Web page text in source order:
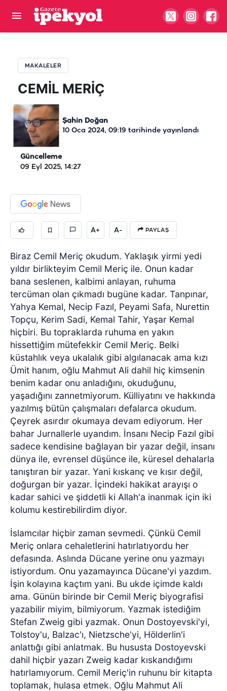
MAKALELER
CEMİL MERİÇ
Şahin Doğan
10 Oca 2024, 09:19 tarihinde yayınlandı
Güncelleme
09 Eyl 2025, 14:27
A+ A- PAYLAŞ
Biraz Cemil Meriç okudum. Yaklaşık yirmi yedi
yıldır birlikteyim Cemil Meriç ile. Onun kadar
bana seslenen, kalbimi anlayan, ruhuma
tercüman olan çıkmadı bugüne kadar. Tanpınar,
Yahya Kemal, Necip Fazıl, Peyami Safa, Nurettin
Topçu, Kerim Sadi, Kemal Tahir, Yaşar Kemal
hiçbiri. Bu topraklarda ruhuma en yakın
hissettiğim mütefekkir Cemil Meriç. Belki
küstahlık veya ukalalık gibi algılanacak ama kızı
Ümit hanım, oğlu Mahmut Ali dahil hiç kimsenin
benim kadar onu anladığını, okuduğunu,
yaşadığını zannetmiyorum. Külliyatını ve hakkında
yazılmış bütün çalışmaları defalarca okudum.
Çeyrek asırdır okumaya devam ediyorum. Her
bahar Jurnallerle uyandım. İnsanı Necip Fazıl gibi
sadece kendisine bağlayan bir yazar değil, insanı
dünya ile, evrensel düşünce ile, küresel dehalarla
tanıştıran bir yazar. Yani kıskanç ve kısır değil,
doğurgan bir yazar. İçindeki hakikat arayışı o
kadar sahici ve şiddetli ki Allah'a inanmak için iki
kolumu kestirebilirdim diyor.
İslamcılar hiçbir zaman sevmedi. Çünkü Cemil
Meriç onlara cehaletlerini hatırlatıyordu her
defasında. Aslında Dücane yerine onu yazmayı
istiyordum. Onu yazamayınca Dücane'yi yazdım.
İşin kolayına kaçtım yani. Bu ukde içimde kaldı
ama. Günün birinde bir Cemil Meriç biyografisi
yazabilir miyim, bilmiyorum. Yazmak istediğim
Stefan Zweig gibi yazmak. Onun Dostoyevski'yi,
Tolstoy'u, Balzac'ı, Nietzsche'yi, Hölderlin'i
anlattığı gibi anlatmak. Bu hususta Dostoyevski
dahil hiçbir yazarı Zweig kadar kıskandığımı
hatırlamıyorum. Cemil Meriç'in ruhunu bir kitapta
toplamak, hulasa etmek. Oğlu Mahmut Ali
CEMİL MERİÇ